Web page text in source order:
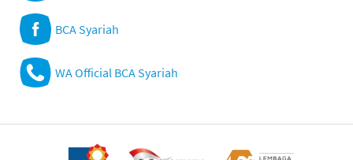
BCA Syariah
WA Official BCA Syariah